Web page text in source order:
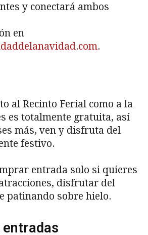
y conectará ambos
en
.
al Recinto Ferial como a la
es totalmente gratuita, así
más, ven y disfruta del
festivo.
entrada solo si quieres
disfrutar del
patinando sobre hielo.
entradas